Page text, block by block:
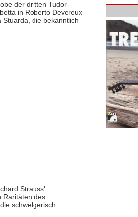
der dritten Tudor-
in Roberto Devereux
Stuarda, die bekanntlich
Strauss'
Raritäten des
schwelgerisch